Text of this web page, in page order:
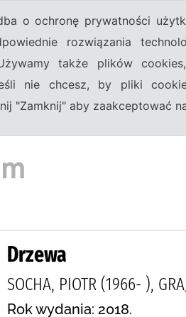
o ochronę prywatności
rozwiązania
także plików
nie chcesz, by pliki
"Zamknij" aby zaakceptować
Drzewa
SOCHA, PIOTR (1966- ),
Rok wydania: 2018.